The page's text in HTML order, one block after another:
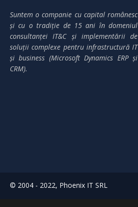
Suntem o companie cu capital românesc
și cu o tradiție de 15 ani în domeniul
consultanței IT&C și implementării de
soluții complexe pentru infrastructură IT
și business (Microsoft Dynamics ERP și
CRM).
© 2004 - 2022, Phoenix IT SRL